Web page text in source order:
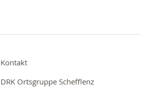
Kontakt
DRK Ortsgruppe Schefflenz